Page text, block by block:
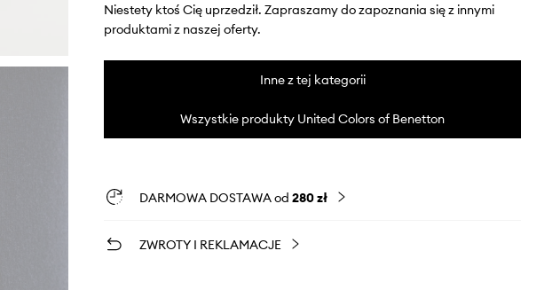
Niestety ktoś Cię uprzedził. Zapraszamy do zapoznania się z innymi
produktami z naszej oferty.
Inne z tej kategorii
Wszystkie produkty United Colors of Benetton
DARMOWA DOSTAWA od 280 zł
ZWROTY I REKLAMACJE